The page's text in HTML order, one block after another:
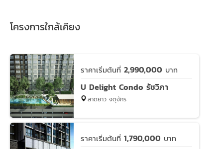
โครงการใกล้เคียง
ราคาเริ่มต้นที่ 2,990,000 บาท
U Delight Condo รัชวิภา
ลาดยาว จตุจักร
ราคาเริ่มต้นที่ 1,790,000 บาท